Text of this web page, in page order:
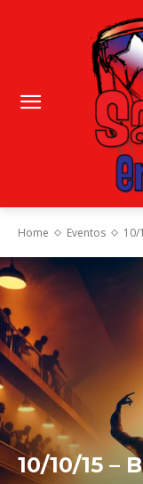
Home Eventos 10/
10/10/15 –